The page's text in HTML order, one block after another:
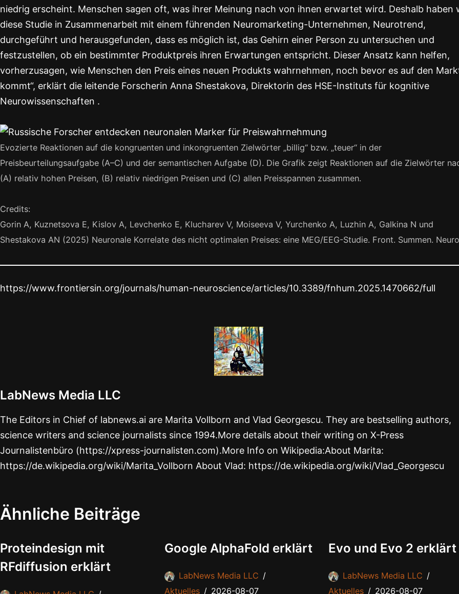
niedrig erscheint. Menschen sagen oft, was ihrer Meinung nach von ihnen erwartet wird. Deshalb haben
diese Studie in Zusammenarbeit mit einem führenden Neuromarketing-Unternehmen, Neurotrend,
durchgeführt und herausgefunden, dass es möglich ist, das Gehirn einer Person zu untersuchen und
festzustellen, ob ein bestimmter Produktpreis ihren Erwartungen entspricht. Dieser Ansatz kann helfen,
vorherzusagen, wie Menschen den Preis eines neuen Produkts wahrnehmen, noch bevor es auf den
kommt“, erklärt die leitende Forscherin Anna Shestakova, Direktorin des HSE-Instituts für kognitive
Neurowissenschaften .
Evozierte Reaktionen auf die kongruenten und inkongruenten Zielwörter „billig“ bzw. „teuer“ in der
Preisbeurteilungsaufgabe (A–C) und der semantischen Aufgabe (D). Die Grafik zeigt Reaktionen auf die Zielwörter
(A) relativ hohen Preisen, (B) relativ niedrigen Preisen und (C) allen Preisspannen zusammen.
Credits:
Gorin A, Kuznetsova E, Kislov A, Levchenko E, Klucharev V, Moiseeva V, Yurchenko A, Luzhin A, Galkina N und
Shestakova AN (2025) Neuronale Korrelate des nicht optimalen Preises: eine MEG/EEG-Studie. Front. Summen.
https://www.frontiersin.org/journals/human-neuroscience/articles/10.3389/fnhum.2025.1470662/full
LabNews Media LLC
The Editors in Chief of labnews.ai are Marita Vollborn and Vlad Georgescu. They are bestselling authors,
science writers and science journalists since 1994.More details about their writing on X-Press
Journalistenbüro (https://xpress-journalisten.com).More Info on Wikipedia:About Marita:
https://de.wikipedia.org/wiki/Marita_Vollborn About Vlad: https://de.wikipedia.org/wiki/Vlad_Georgescu
Ähnliche Beiträge
Proteindesign mit
RFdiffusion erklärt
Google AlphaFold erklärt
LabNews Media LLC
Aktuelles
2026-08-07
Evo und Evo 2 erklärt
LabNews Media LLC
Aktuelles
2026-08-07